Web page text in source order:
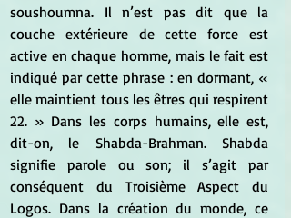
soushoumna. Il n’est pas dit que la
couche extérieure de cette force est
active en chaque homme, mais le fait est
indiqué par cette phrase : en dormant, «
elle maintient tous les êtres qui respirent
22. » Dans les corps humains, elle est,
dit-on, le Shabda-Brahman. Shabda
signifie parole ou son; il s’agit par
conséquent du Troisième Aspect du
Logos. Dans la création du monde, ce